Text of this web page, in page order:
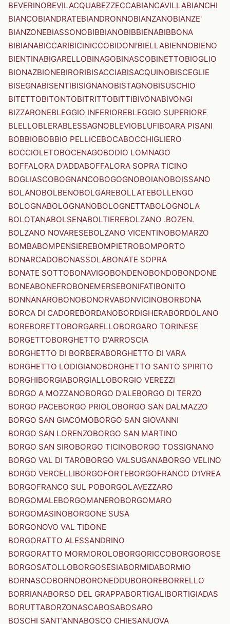
BEVERINOBEVILACQUABEZZECCABIANCAVILLABIANCHI
BIANCOBIANDRATEBIANDRONNOBIANZANOBIANZE'
BIANZONEBIASSONOBIBBIANOBIBBIENABIBBONA
BIBIANABICCARIBICINICCOBIDONI'BIELLABIENNOBIENO
BIENTINABIGARELLOBINAGOBINASCOBINETTOBIOGLIO
BIONAZBIONEBIRORIBISACCIABISACQUINOBISCEGLIE
BISEGNABISENTIBISIGNANOBISTAGNOBISUSCHIO
BITETTOBITONTOBITRITTOBITTIBIVONABIVONGI
BIZZARONEBLEGGIO INFERIOREBLEGGIO SUPERIORE
BLELLOBLERABLESSAGNOBLEVIOBLUFIBOARA PISANI
BOBBIOBOBBIO PELLICEBOCABOCCHIGLIERO
BOCCIOLETOBOCENAGOBODIO LOMNAGO
BOFFALORA D'ADDABOFFALORA SOPRA TICINO
BOGLIASCOBOGNANCOBOGOGNOBOIANOBOISSANO
BOLANOBOLBENOBOLGAREBOLLATEBOLLENGO
BOLOGNABOLOGNANOBOLOGNETTABOLOGNOLA
BOLOTANABOLSENABOLTIEREBOLZANO .BOZEN.
BOLZANO NOVARESEBOLZANO VICENTINOBOMARZO
BOMBABOMPENSIEREBOMPIETROBOMPORTO
BONARCADOBONASSOLABONATE SOPRA
BONATE SOTTOBONAVIGOBONDENOBONDOBONDONE
BONEABONEFROBONEMERSEBONIFATIBONITO
BONNANAROBONOBONORVABONVICINOBORBONA
BORCA DI CADOREBORDANOBORDIGHERABORDOLANO
BOREBORETTOBORGARELLOBORGARO TORINESE
BORGETTOBORGHETTO D'ARROSCIA
BORGHETTO DI BORBERABORGHETTO DI VARA
BORGHETTO LODIGIANOBORGHETTO SANTO SPIRITO
BORGHIBORGIABORGIALLOBORGIO VEREZZI
BORGO A MOZZANOBORGO D'ALEBORGO DI TERZO
BORGO PACEBORGO PRIOLOBORGO SAN DALMAZZO
BORGO SAN GIACOMOBORGO SAN GIOVANNI
BORGO SAN LORENZOBORGO SAN MARTINO
BORGO SAN SIROBORGO TICINOBORGO TOSSIGNANO
BORGO VAL DI TAROBORGO VALSUGANABORGO VELINO
BORGO VERCELLIBORGOFORTEBORGOFRANCO D'IVREA
BORGOFRANCO SUL POBORGOLAVEZZARO
BORGOMALEBORGOMANEROBORGOMARO
BORGOMASINOBORGONE SUSA
BORGONOVO VAL TIDONE
BORGORATTO ALESSANDRINO
BORGORATTO MORMOROLOBORGORICCOBORGOROSE
BORGOSATOLLOBORGOSESIABORMIDABORMIO
BORNASCOBORNOBORONEDDUBOROREBORRELLO
BORRIANABORSO DEL GRAPPABORTIGALIBORTIGIADAS
BORUTTABORZONASCABOSABOSARO
BOSCHI SANT'ANNABOSCO CHIESANUOVA